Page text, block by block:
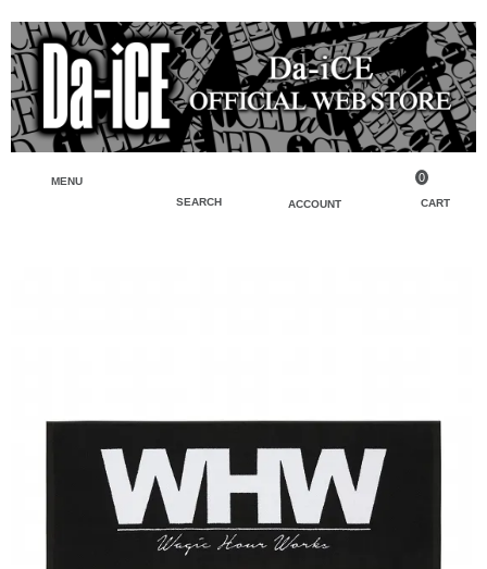
MENU
SEARCH
ACCOUNT CART
0
バッグ・ポーチ
キーホルダー・チャーム
アクリルスタンド・アクセサリー・帽子
缶バッジ・ステッカー